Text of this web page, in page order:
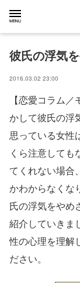
彼氏の浮気
2016.03.02 23:00
【恋愛コラム
かして彼氏の浮
思っている女性
くら注意しても
てくれない場合
かわからなくな
氏の浮気をやめ
紹介していきま
性の心理を理解
ださい。